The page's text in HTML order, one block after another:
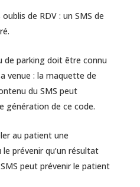
de RDV : un SMS de
de parking doit être connu
venue : la maquette de
du SMS peut
génération de ce code.
au patient une
prévenir qu’un résultat
peut prévenir le patient